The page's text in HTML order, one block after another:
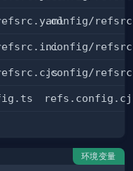
.config/
.config/
.config/
环境变量